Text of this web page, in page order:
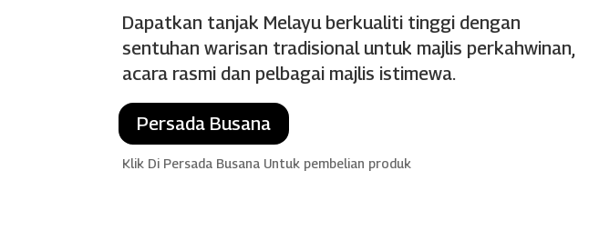
Dapatkan tanjak Melayu berkualiti tinggi dengan
sentuhan warisan tradisional untuk majlis perkahwinan,
acara rasmi dan pelbagai majlis istimewa.
Persada Busana
Klik Di Persada Busana Untuk pembelian produk